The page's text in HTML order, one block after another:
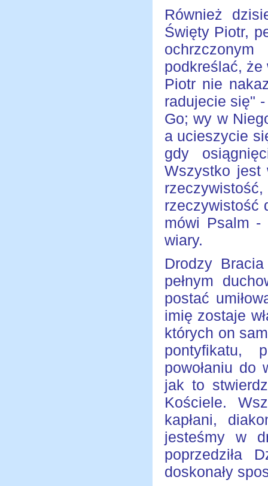
Również
Święty Piotr,
podkreślać,
Piotr nie
radujecie się"
Go; wy w
a ucieszycie
gdy
Wszystko jest
rzeczywistość
mówi Psalm
wiary.
Drodzy
pełnym
postać
imię zostaje
których on
pontyfikatu,
powołaniu do
jak to
Kościele.
kapłani,
jesteśmy w
poprzedziła
doskonały